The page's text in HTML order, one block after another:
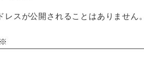
レスが公開されることはありません。
※